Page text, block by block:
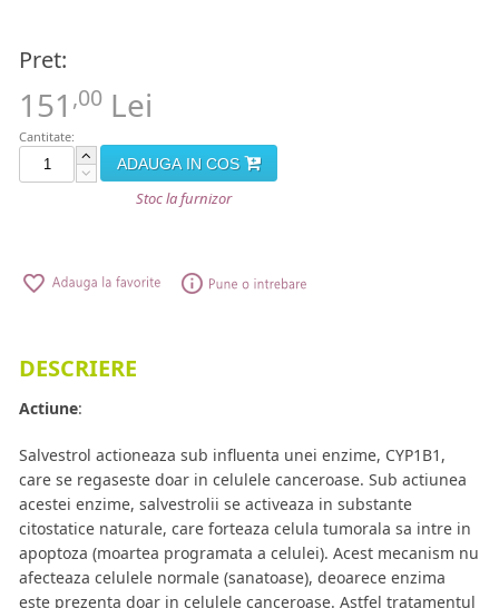
Pret:
151 ,00 Lei
Cantitate:
ADAUGA IN COS
Stoc la furnizor
DESCRIERE
Actiune:
Salvestrol actioneaza sub influenta unei enzime, CYP1B1,
care se regaseste doar in celulele canceroase. Sub actiunea
acestei enzime, salvestrolii se activeaza in substante
citostatice naturale, care forteaza celula tumorala sa intre in
apoptoza (moartea programata a celulei). Acest mecanism nu
afecteaza celulele normale (sanatoase), deoarece enzima
este prezenta doar in celulele canceroase. Astfel tratamentul